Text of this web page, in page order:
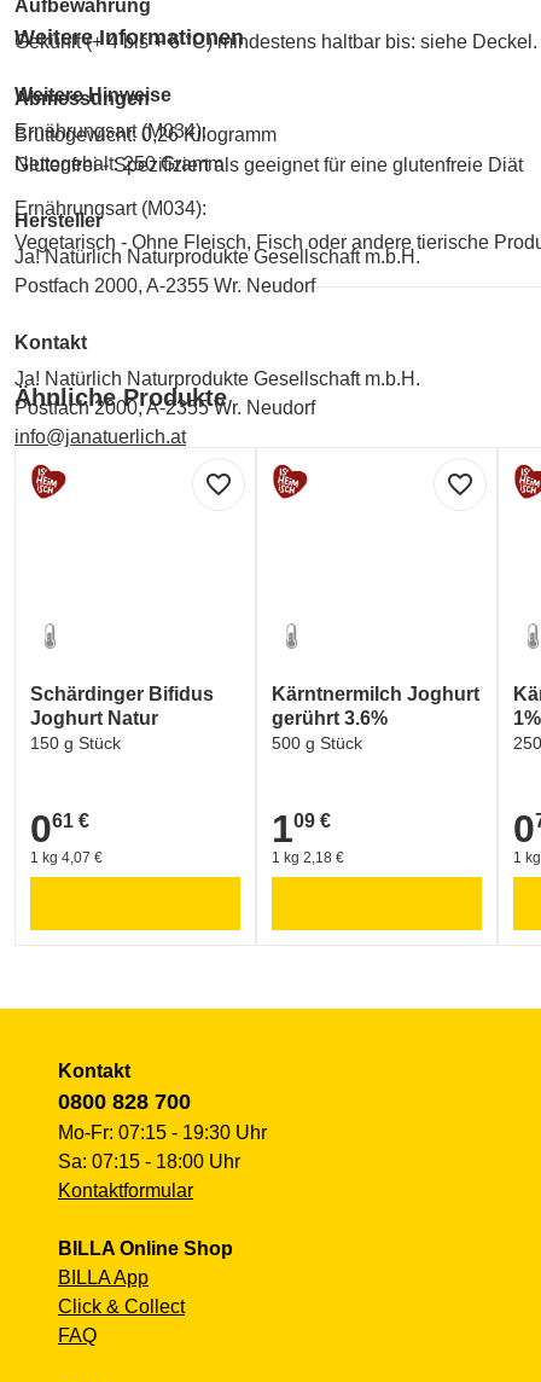
Aufbewahrung
Gekühlt (+ 4 bis + 6 °C) mindestens haltbar bis: siehe
Abmessungen
Bruttogewicht: 0,26 Kilogramm
Nettogehalt: 250 Gramm
Hersteller
Ja! Natürlich Naturprodukte Gesellschaft m.b.H.
Postfach 2000, A-2355 Wr. Neudorf
Kontakt
Ja! Natürlich Naturprodukte Gesellschaft m.b.H.
Postfach 2000, A-2355 Wr. Neudorf
info@janatuerlich.at
+43 2236 600 6950
Umwelt und Verpackung:
AMA-Biozeichen (Österreich)
Weitere Informationen
Weitere Hinweise
Ernährungsart (M034):
Glutenfrei - Spezifiziert als geeignet für eine glutenfreie Diät
Ernährungsart (M034):
Vegetarisch - Ohne Fleisch, Fisch oder andere tierische
Ähnliche Produkte
favorite_border
Schärdinger Bifidus
Joghurt Natur
150 g Stück
0,61 €
061 €
1 kg 4,07 €
favorite_border
Kärntnermilch Joghurt
gerührt 3.6%
500 g Stück
1,09 €
109 €
1 kg 2,18 €
1%
0
1
Kontakt
0800 828 700
Mo-Fr: 07:15 - 19:30 Uhr
Sa: 07:15 - 18:00 Uhr
Kontaktformular
BILLA Online Shop
BILLA App
Click & Collect
FAQ